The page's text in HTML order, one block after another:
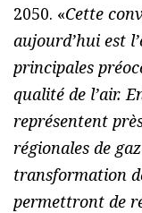
2050. «Cette
aujourd’hui est
principales
qualité de l’air.
représentent
régionales de
transformation
permettront de